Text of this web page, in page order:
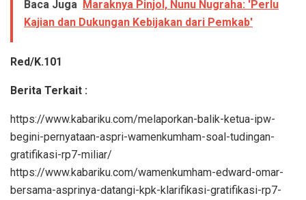
Baca Juga Maraknya Pinjol, Nunu Nugraha: 'Perlu
Kajian dan Dukungan Kebijakan dari Pemkab'
Red/K.101
Berita Terkait :
https://www.kabariku.com/melaporkan-balik-ketua-ipw-
begini-pernyataan-aspri-wamenkumham-soal-tudingan-
gratifikasi-rp7-miliar/
https://www.kabariku.com/wamenkumham-edward-omar-
bersama-asprinya-datangi-kpk-klarifikasi-gratifikasi-rp7-